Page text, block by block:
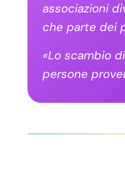
associazioni
che parte dei
«Lo scambio
persone